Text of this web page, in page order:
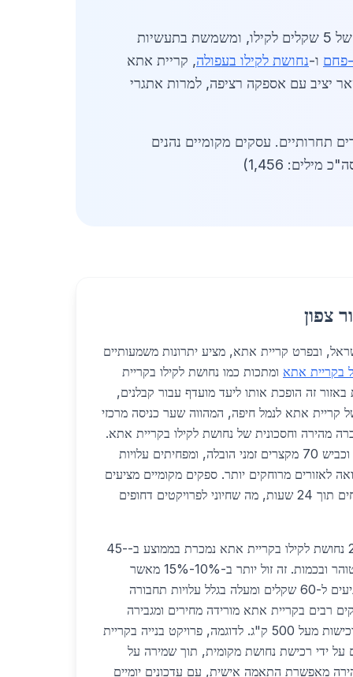
בשוק נחושת לקילו בקריית אתא, איכות היא מפתח. נחושת עם תכולת חמצן נמוכה (OFHC) נמכרת בפרמיה של 5 שקלים לקילו, ומשמשת בתעשיות
פחם ו-נחושת לקילו בעפולה, קריית אתא
יציב עם אספקה רציפה, למרות אתגרי
תחרותיים. עסקים מקומיים נהנים
1,456)
צפון
בישראל, ובפרט קריית אתא, מציע יתרונות משמעותיים
בקריית אתא ומתכות כמו נחושת לקילו בקריית
זה הופכת אותו ליעד מועדף עבור קבלנים,
קריית אתא לנמל חיפה, המהווה שער כניסה מרכזי
מהירה וחסכונית של נחושת לקילו בקריית אתא.
כבישים ראשיים כמו כביש 6 וכביש 70 מקצרים זמני הובלה, ומפחיתים עלויות
30% בהשוואה לאזורים מרוחקים יותר. ספקים מקומיים מציעים
שירותי איסוף עצמי או משלוחים תוך 24 שעות, מה שחיוני לפרויקטים דחופים
מבחינת מחירים, בשנת 2026 נחושת לקילו בקריית אתא נמכרת בממוצע ב-45-
55 שקלים לקילוגרם, תלוי בטוהר ובכמות. זה זול יותר ב-10%-15% מאשר
במרכז הארץ, שם מחירים מגיעים ל-60 שקלים ומעלה בגלל עלויות תחבורה
רבים בקריית אתא מורידה מחירים ומגבירה
מבצעים, כמו הנחות כמות לרכישות מעל 500 ק"ג. לדוגמה, פרויקט בנייה בקריית
על ידי רכישת נחושת מקומית, תוך שמירה על
מאפשרת התאמה אישית, עם עדכונים יומיים